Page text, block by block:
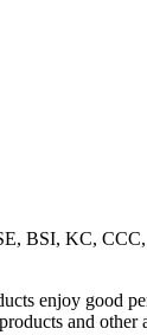
BSI, KC, CCC,
enjoy good
and other